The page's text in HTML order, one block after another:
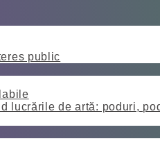
public
lucrările de artă: poduri,